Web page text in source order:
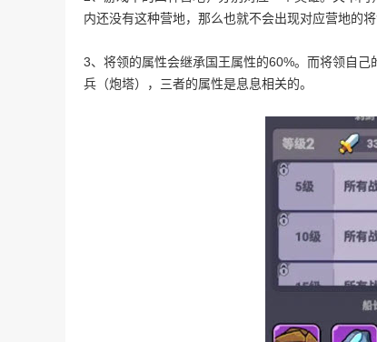
内还没有这种营地，那么也就不会出现对应营地的将
3、将领的属性会继承国王属性的60%。而将领自
兵（炮塔），三者的属性是息息相关的。